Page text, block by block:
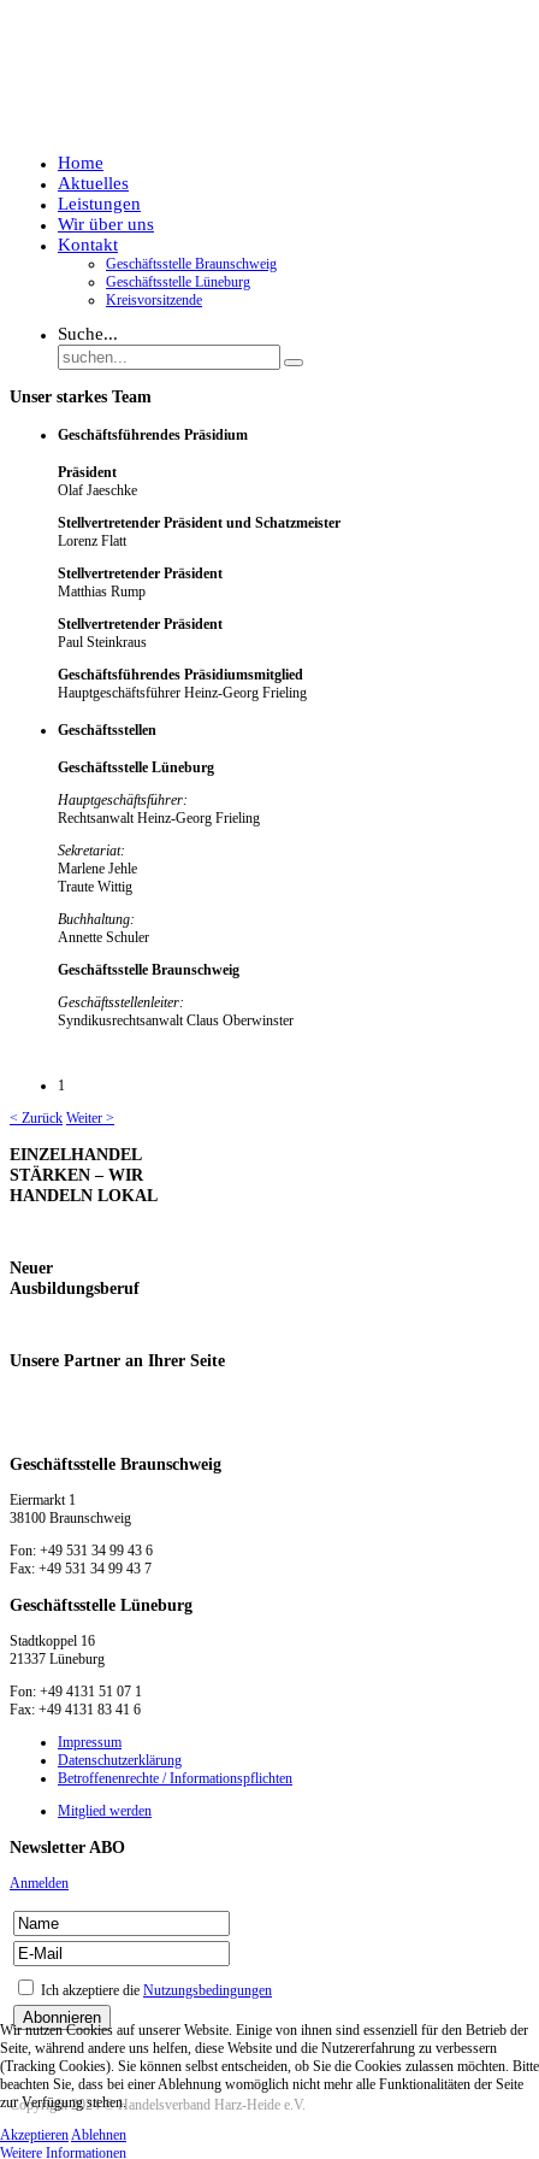
Home
Aktuelles
Leistungen
Wir über uns
Kontakt
Geschäftsstelle Braunschweig
Geschäftsstelle Lüneburg
Kreisvorsitzende
Suche...
Unser starkes Team
Geschäftsführendes Präsidium
Präsident
Olaf Jaeschke
Stellvertretender Präsident und Schatzmeister
Lorenz Flatt
Stellvertretender Präsident
Matthias Rump
Stellvertretender Präsident
Paul Steinkraus
Geschäftsführendes Präsidiumsmitglied
Hauptgeschäftsführer Heinz-Georg Frieling
Geschäftsstellen
Geschäftsstelle Lüneburg
Hauptgeschäftsführer:
Rechtsanwalt Heinz-Georg Frieling
Sekretariat:
Marlene Jehle
Traute Wittig
Buchhaltung:
Annette Schuler
Geschäftsstelle Braunschweig
Geschäftsstellenleiter:
Syndikusrechtsanwalt Claus Oberwinster
1
< Zurück Weiter >
EINZELHANDEL
STÄRKEN – WIR
HANDELN LOKAL
Neuer
Ausbildungsberuf
Unsere Partner an Ihrer Seite
Geschäftsstelle Braunschweig
Eiermarkt 1
38100 Braunschweig
Fon: +49 531 34 99 43 6
Fax: +49 531 34 99 43 7
Geschäftsstelle Lüneburg
Stadtkoppel 16
21337 Lüneburg
Fon: +49 4131 51 07 1
Fax: +49 4131 83 41 6
Impressum
Datenschutzerklärung
Betroffenenrechte / Informationspflichten
Mitglied werden
Newsletter ABO
Anmelden
Ich akzeptiere die Nutzungsbedingungen
Copyright 2024 © Handelsverband Harz-Heide e.V.
Wir nutzen Cookies auf unserer Website. Einige von ihnen sind essenziell für den Betrieb der
Seite, während andere uns helfen, diese Website und die Nutzererfahrung zu verbessern
(Tracking Cookies). Sie können selbst entscheiden, ob Sie die Cookies zulassen möchten. Bitte
beachten Sie, dass bei einer Ablehnung womöglich nicht mehr alle Funktionalitäten der Seite
zur Verfügung stehen.
AkzeptierenAblehnen
Weitere Informationen